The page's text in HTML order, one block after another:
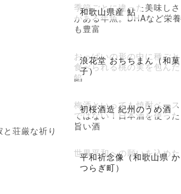
荘厳な祈り
和歌山県産 鮎
季節ごとに違った美味しさ
がある年魚。DHAなど栄養
も豊富
浪花堂 おちちまん（和菓
子）
おっぱいの形の中に種ごと
食べられる桃の実を包んだ
餡
初桜酒造 紀州のうめ酒
梅酒といっても焼酎ベース
ではない！日本酒を使った
旨い酒
平和祈念像（和歌山県 か
つらぎ町）
世界平和への願いを込めた